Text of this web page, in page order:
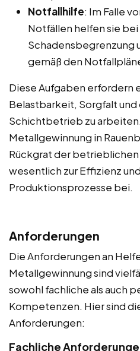
Notfallhilfe: Im Falle
Notfällen helfen sie
Schadensbegrenzung
gemäß den
Diese Aufgaben erfordern
Belastbarkeit, Sorgfalt
Schichtbetrieb zu
Metallgewinnung in
Rückgrat der
wesentlich zur Effizienz
Produktionsprozesse bei.
Anforderungen
Die Anforderungen an
Metallgewinnung sind
sowohl fachliche als auch
Kompetenzen. Hier sind
Anforderungen:
Fachliche